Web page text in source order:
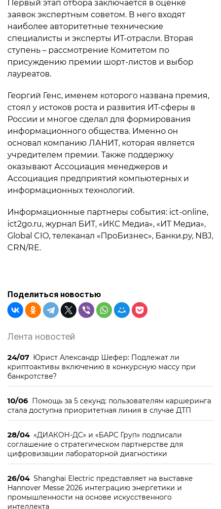
Первый этап отбора заключается в оценке
заявок экспертным советом. В него входят
наиболее авторитетные технические
специалисты и эксперты ИТ-отрасли. Вторая
ступень – рассмотрение Комитетом по
присуждению премии шорт-листов и выбор
лауреатов.
Георгий Генс, именем которого названа премия,
стоял у истоков роста и развития ИТ-сферы в
России и многое сделал для формирования
информационного общества. Именно он
основал компанию ЛАНИТ, которая является
учредителем премии. Также поддержку
оказывают Ассоциация менеджеров и
Ассоциация предприятий компьютерных и
информационных технологий.
Информационные партнеры события: ict-online,
ict2go.ru, журнал БИТ, «ИКС Медиа», «ИТ Медиа»,
Global CIO, телеканал «ПроБизнес», Банки.ру, NBJ,
CRN/RE.
Поделиться новостью
Лента новостей
24/07 Юрист Александр Шефер: Подлежат ли
криптоактивы включению в конкурсную массу при
банкротстве?
10/06 Помощь за 5 секунд: пользователям каршеринга
стала доступна приоритетная линия в случае ДТП
28/04 «ДИАКОН-ДС» и «БАРС Груп» подписали
соглашение о стратегическом партнерстве для
цифровизации лабораторной диагностики
26/04 Shanghai Electric представляет на выставке
Hannover Messe 2026 интеграцию энергетики и
промышленности на основе искусственного
интеллекта